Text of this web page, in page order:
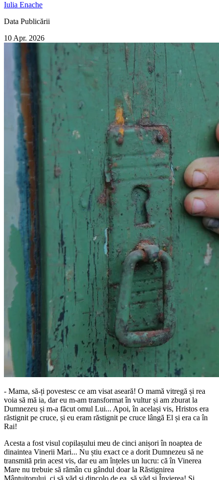
Iulia Enache
Data Publicării
10 Apr. 2026
- Mama, să-ți povestesc ce am visat aseară! O mamă vitregă și rea
voia să mă ia, dar eu m-am transformat în vultur și am zburat la
Dumnezeu și m-a făcut omul Lui... Apoi, în același vis, Hristos era
răstignit pe cruce, și eu eram răstignit pe cruce lângă El și era ca în
Rai!
Acesta a fost visul copilașului meu de cinci anișori în noaptea de
dinaintea Vinerii Mari... Nu știu exact ce a dorit Dumnezeu să ne
transmită prin acest vis, dar eu am înțeles un lucru: că în Vinerea
Mare nu trebuie să rămân cu gândul doar la Răstignirea